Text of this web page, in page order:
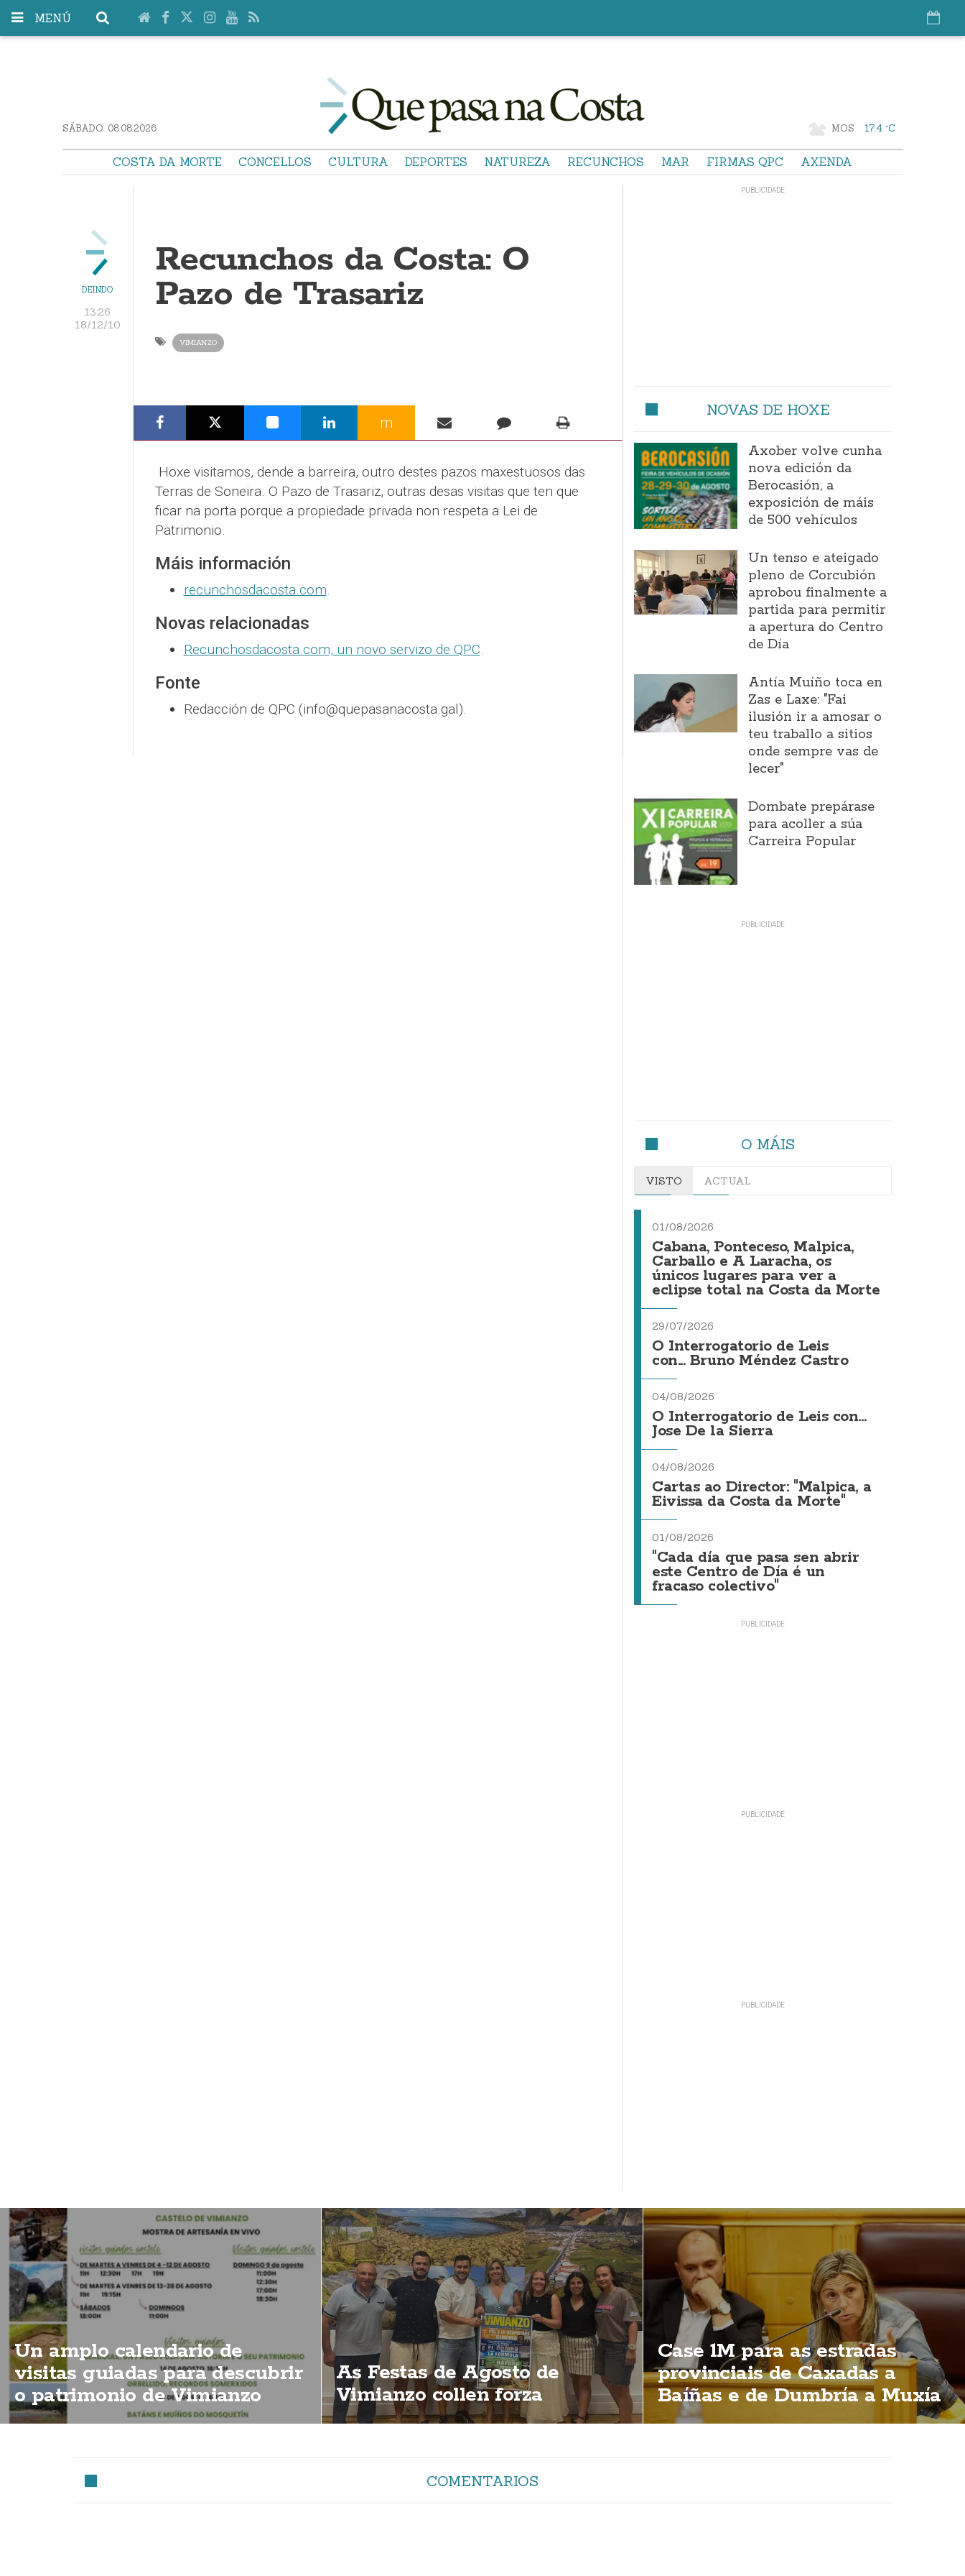
MENÚ
SÁBADO. 08.08.2026 MOS 17.4 °C
COSTA DA MORTE CONCELLOS CULTURA DEPORTES NATUREZA RECUNCHOS MAR FIRMAS QPC AXENDA
DEINDO
13:26
18/12/10
Recunchos da Costa: O
Pazo de Trasariz
VIMIANZO
m
Hoxe visitamos, dende a barreira, outro destes pazos maxestuosos das
Terras de Soneira. O Pazo de Trasariz, outras desas visitas que ten que
ficar na porta porque a propiedade privada non respeta a Lei de
Patrimonio.
Máis información
recunchosdacosta.com.
Novas relacionadas
Recunchosdacosta.com, un novo servizo de QPC.
Fonte
Redacción de QPC (info@quepasanacosta.gal).
NOVAS DE HOXE
Axober volve cunha
nova edición da
Berocasión, a
exposición de máis
de 500 vehículos
Un tenso e ateigado
pleno de Corcubión
aprobou finalmente a
partida para permitir
a apertura do Centro
de Día
Antía Muíño toca en
Zas e Laxe: "Fai
ilusión ir a amosar o
teu traballo a sitios
onde sempre vas de
lecer"
Dombate prepárase
para acoller a súa
Carreira Popular
O MÁIS
VISTO ACTUAL
01/08/2026
Cabana, Ponteceso, Malpica,
Carballo e A Laracha, os
únicos lugares para ver a
eclipse total na Costa da Morte
29/07/2026
O Interrogatorio de Leis
con... Bruno Méndez Castro
04/08/2026
O Interrogatorio de Leis con...
Jose De la Sierra
04/08/2026
Cartas ao Director: "Malpica, a
Eivissa da Costa da Morte"
01/08/2026
"Cada día que pasa sen abrir
este Centro de Día é un
fracaso colectivo"
Un amplo calendario de
visitas guiadas para descubrir
o patrimonio de Vimianzo
As Festas de Agosto de
Vimianzo collen forza
Case 1M para as estradas
provinciais de Caxadas a
Baíñas e de Dumbría a Muxía
COMENTARIOS